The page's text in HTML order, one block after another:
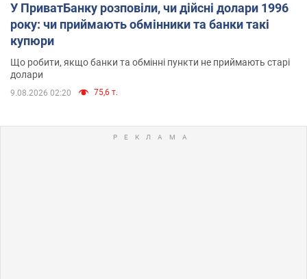
У ПриватБанку розповіли, чи дійсні долари 1996
року: чи приймають обмінники та банки такі
купюри
Що робити, якщо банки та обмінні пункти не приймають старі
долари
9.08.2026 02:20 75,6 т.